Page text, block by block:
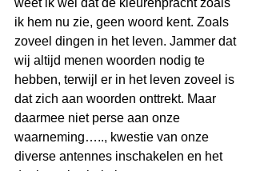
weet ik wel dat de kleurenpracht zoals
ik hem nu zie, geen woord kent. Zoals
zoveel dingen in het leven. Jammer dat
wij altijd menen woorden nodig te
hebben, terwijl er in het leven zoveel is
dat zich aan woorden onttrekt. Maar
daarmee niet perse aan onze
waarneming….., kwestie van onze
diverse antennes inschakelen en het